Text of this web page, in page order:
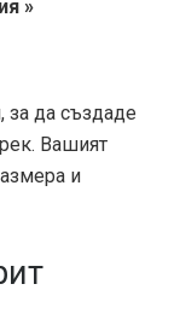
»
за да създаде
Вашият
и